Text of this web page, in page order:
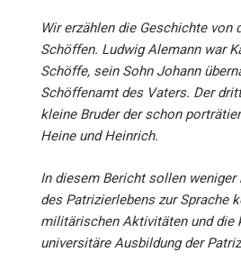
Wir erzählen die Geschichte von
Schöffen. Ludwig Alemann war
Schöffe, sein Sohn Johann
Schöffenamt des Vaters. Der
kleine Bruder der schon
Heine und Heinrich.
In diesem Bericht sollen weniger
des Patrizierlebens zur Sprache
militärischen Aktivitäten und die
universitäre Ausbildung der